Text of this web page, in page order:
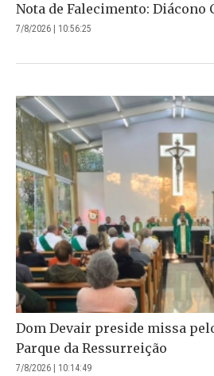
Nota de Falecimento: Diácono
7/8/2026 | 10:56:25
Dom Devair preside missa
Parque da Ressurreição
7/8/2026 | 10:14:49